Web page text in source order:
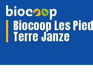
Biocoop Les
Terre Janze